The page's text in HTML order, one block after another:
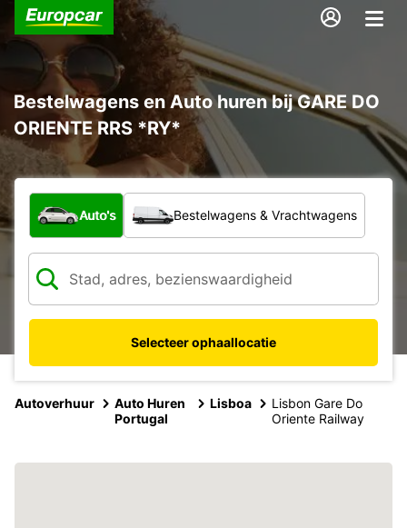
Bestelwagens en Auto huren bij GARE DO
ORIENTE RRS *RY*
Welk type voertuig?
Auto's Bestelwagens & Vrachtwagens
Selecteer ophaallocatie
Autoverhuur
Auto Huren
Portugal
Lisboa
Lisbon Gare Do
Oriente Railway